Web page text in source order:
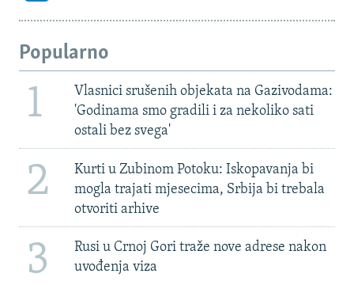
Popularno
1
Vlasnici srušenih objekata na Gazivodama:
'Godinama smo gradili i za nekoliko sati
ostali bez svega'
2
Kurti u Zubinom Potoku: Iskopavanja bi
mogla trajati mjesecima, Srbija bi trebala
otvoriti arhive
3
Rusi u Crnoj Gori traže nove adrese nakon
uvođenja viza